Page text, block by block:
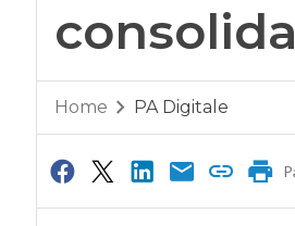
Home PA Digitale